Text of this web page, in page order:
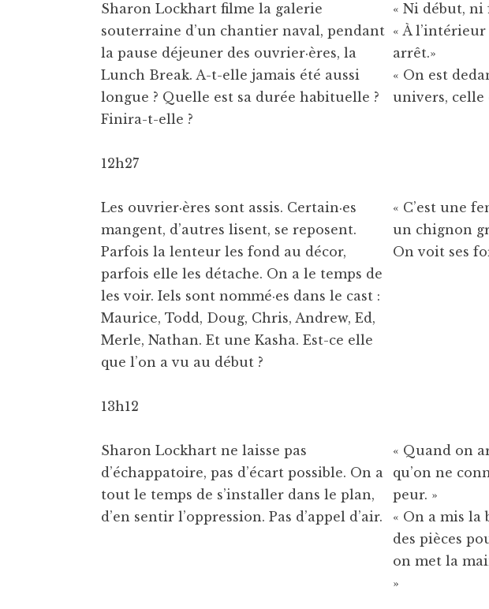
Sharon Lockhart filme la galerie
souterraine d’un chantier naval, pendant
la pause déjeuner des ouvrier·ères, la
Lunch Break. A-t-elle jamais été aussi
longue ? Quelle est sa durée habituelle ?
Finira-t-elle ?
« Ni début, ni
« À
arrêt.»
« On est
univers, celle
12h27
Les ouvrier·ères sont assis. Certain·es
mangent, d’autres lisent, se reposent.
Parfois la lenteur les fond au décor,
parfois elle les détache. On a le temps de
les voir. Iels sont nommé·es dans le cast :
Maurice, Todd, Doug, Chris, Andrew, Ed,
Merle, Nathan. Et une Kasha. Est-ce elle
que l’on a vu au début ?
« C’est une
un chignon
On voit ses
13h12
Sharon Lockhart ne laisse pas
d’échappatoire, pas d’écart possible. On a
tout le temps de s’installer dans le plan,
d’en sentir l’oppression. Pas d’appel d’air.
« Quand on
qu’on ne
peur. »
« On a mis la
des pièces
on met la
»